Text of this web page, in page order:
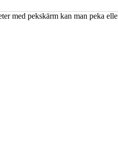
med pekskärm kan man peka